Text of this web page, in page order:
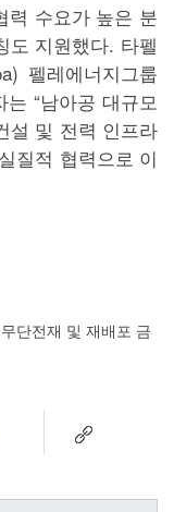
력 수요가 높은 분
도 지원했다. 타펠
펠레에너지그룹
“남아공 대규모
설 및 전력 인프라
질적 협력으로 이
단전재 및 재배포 금